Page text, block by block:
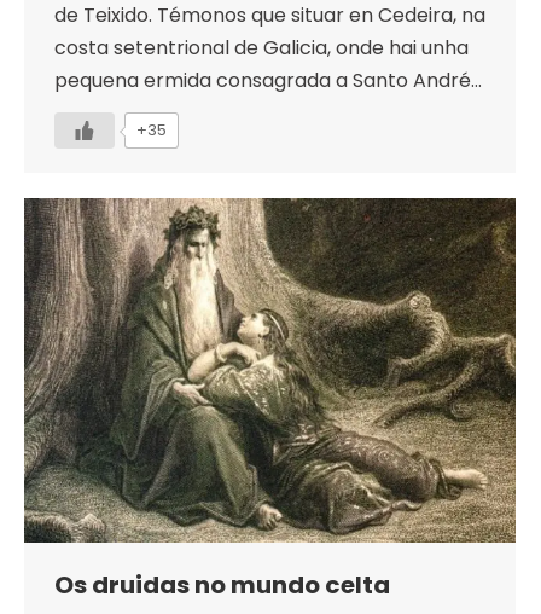
de Teixido. Témonos que situar en Cedeira, na
costa setentrional de Galicia, onde hai unha
pequena ermida consagrada a Santo André…
+35
Os druidas no mundo celta